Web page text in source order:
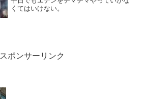
くてはいけない。
スポンサーリンク